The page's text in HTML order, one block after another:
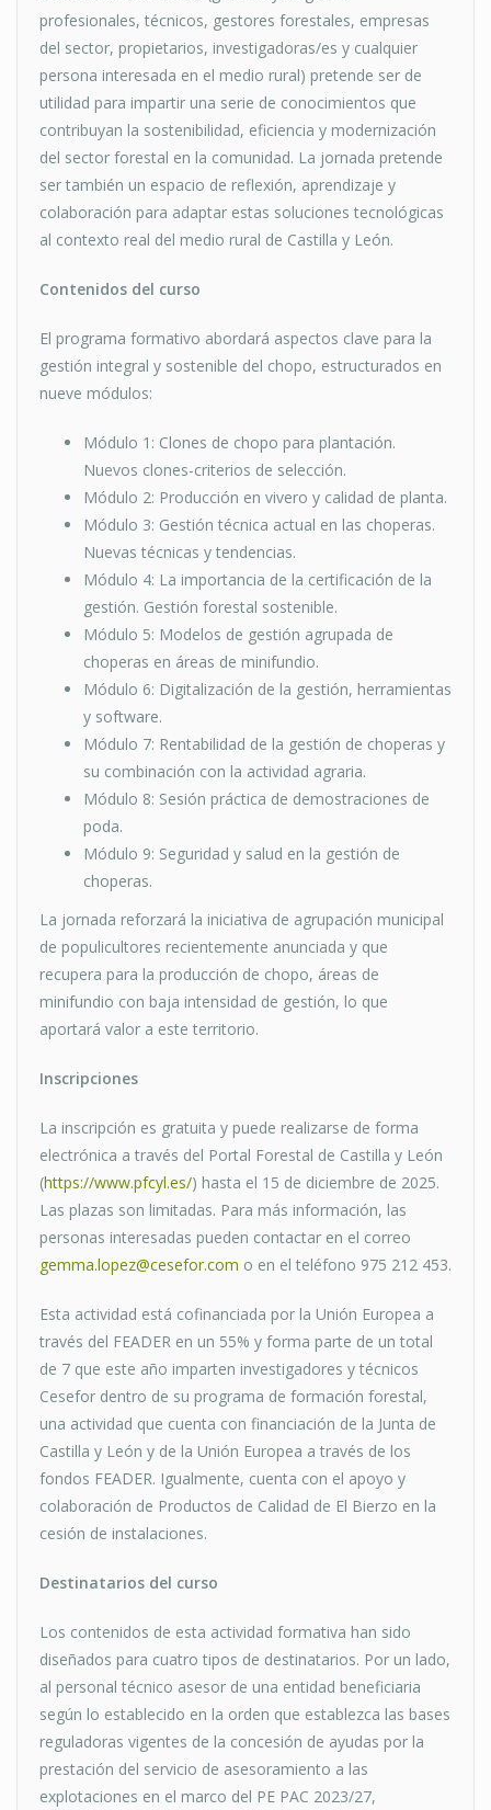
profesionales, técnicos, gestores forestales, empresas
del sector, propietarios, investigadoras/es y cualquier
persona interesada en el medio rural) pretende ser de
utilidad para impartir una serie de conocimientos que
contribuyan la sostenibilidad, eficiencia y modernización
del sector forestal en la comunidad. La jornada pretende
ser también un espacio de reflexión, aprendizaje y
colaboración para adaptar estas soluciones tecnológicas
al contexto real del medio rural de Castilla y León.
Contenidos del curso
El programa formativo abordará aspectos clave para la
gestión integral y sostenible del chopo, estructurados en
nueve módulos:
Módulo 1: Clones de chopo para plantación.
Nuevos clones-criterios de selección.
Módulo 2: Producción en vivero y calidad de planta.
Módulo 3: Gestión técnica actual en las choperas.
Nuevas técnicas y tendencias.
Módulo 4: La importancia de la certificación de la
gestión. Gestión forestal sostenible.
Módulo 5: Modelos de gestión agrupada de
choperas en áreas de minifundio.
Módulo 6: Digitalización de la gestión, herramientas
y software.
Módulo 7: Rentabilidad de la gestión de choperas y
su combinación con la actividad agraria.
Módulo 8: Sesión práctica de demostraciones de
poda.
Módulo 9: Seguridad y salud en la gestión de
choperas.
La jornada reforzará la iniciativa de agrupación municipal
de populicultores recientemente anunciada y que
recupera para la producción de chopo, áreas de
minifundio con baja intensidad de gestión, lo que
aportará valor a este territorio.
Inscripciones
La inscripción es gratuita y puede realizarse de forma
electrónica a través del Portal Forestal de Castilla y León
(https://www.pfcyl.es/) hasta el 15 de diciembre de 2025.
Las plazas son limitadas. Para más información, las
personas interesadas pueden contactar en el correo
gemma.lopez@cesefor.com o en el teléfono 975 212 453.
Esta actividad está cofinanciada por la Unión Europea a
través del FEADER en un 55% y forma parte de un total
de 7 que este año imparten investigadores y técnicos
Cesefor dentro de su programa de formación forestal,
una actividad que cuenta con financiación de la Junta de
Castilla y León y de la Unión Europea a través de los
fondos FEADER. Igualmente, cuenta con el apoyo y
colaboración de Productos de Calidad de El Bierzo en la
cesión de instalaciones.
Destinatarios del curso
Los contenidos de esta actividad formativa han sido
diseñados para cuatro tipos de destinatarios. Por un lado,
al personal técnico asesor de una entidad beneficiaria
según lo establecido en la orden que establezca las bases
reguladoras vigentes de la concesión de ayudas por la
prestación del servicio de asesoramiento a las
explotaciones en el marco del PE PAC 2023/27,